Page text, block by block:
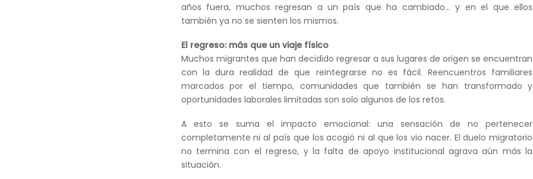
años fuera, muchos regresan a un país que ha cambiado… y en el que ellos
también ya no se sienten los mismos.
El regreso: más que un viaje físico
Muchos migrantes que han decidido regresar a sus lugares de origen se encuentran
con la dura realidad de que reintegrarse no es fácil. Reencuentros familiares
marcados por el tiempo, comunidades que también se han transformado y
oportunidades laborales limitadas son solo algunos de los retos.
A esto se suma el impacto emocional: una sensación de no pertenecer
completamente ni al país que los acogió ni al que los vio nacer. El duelo migratorio
no termina con el regreso, y la falta de apoyo institucional agrava aún más la
situación.